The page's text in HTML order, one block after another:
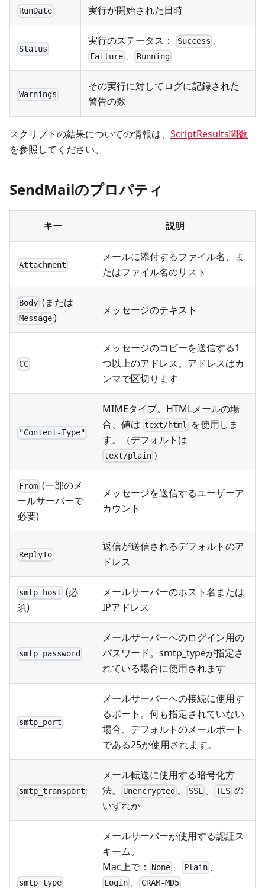
RunDate 実行が開始された日時
Status
実行のステータス： Success 、
Failure 、 Running
Warnings
その実行に対してログに記録された
警告の数
スクリプトの結果についての情報は、 ScriptResults関数
を参照してください。
SendMailのプロパティ
キー 説明
Attachment
メールに添付するファイル名、ま
たはファイル名のリスト
Body (または
Message )
メッセージのテキスト
CC
メッセージのコピーを送信する1
つ以上のアドレス。アドレスはカ
ンマで区切ります
"Content-Type"
MIMEタイプ。HTMLメールの場
合、値は text/html
を使用しま
す。（デフォルトは
text/plain ）
From (一部のメ
ールサーバーで
必要)
メッセージを送信するユーザーア
カウント
ReplyTo
返信が送信されるデフォルトのア
ドレス
smtp_host (必
須)
メールサーバーのホスト名または
IPアドレス
smtp_password
メールサーバーへのログイン用の
パスワード。smtp_typeが指定さ
れている場合に使用されます
smtp_port
メールサーバーへの接続に使用す
るポート。何も指定されていない
場合、デフォルトのメールポート
である25が使用されます。
smtp_transport
メール転送に使用する暗号化方
法。
Unencrypted 、 SSL、 TLS の
いずれか
smtp_type
メールサーバーが使用する認証ス
キーム。
Mac上で：
None 、 Plain、
Login 、 CRAM-MD5